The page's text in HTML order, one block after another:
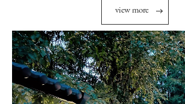
viewmore